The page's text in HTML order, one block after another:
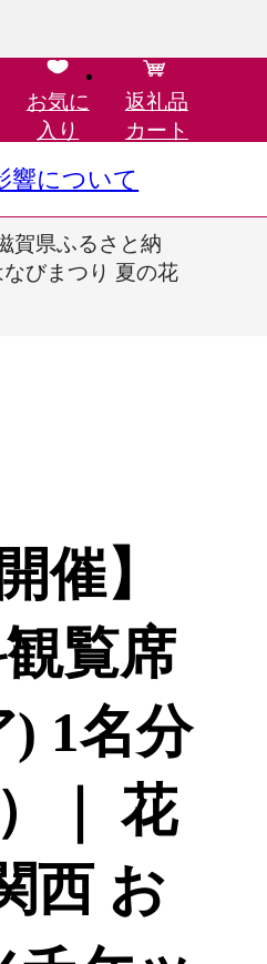
お気に
入り
返礼品
カート
響について
賀県ふるさと納
びまつり 夏の花
催】
覧席
1名分
｜ 花
西 お